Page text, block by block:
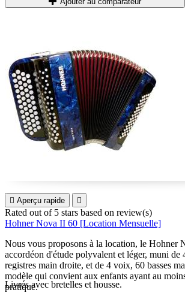
 Aperçu rapide 
Rated out of 5 stars based on review(s)
Hohner Nova II 60 [Location Mensuelle]
Nous vous proposons à la location, le Hohner
accordéon d'étude polyvalent et léger, muni de
registres main droite, et de 4 voix, 60 basses
modèle qui convient aux enfants ayant au
pratique.
Livrés avec bretelles et housse.